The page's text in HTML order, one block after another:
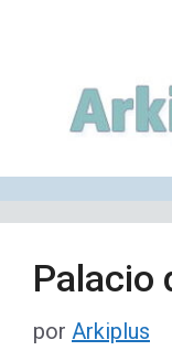
contenido
Palacio
por Arkiplus